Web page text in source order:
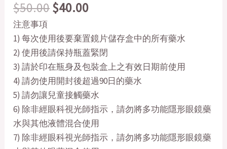
$50.00$40.00
注意事項
1) 每次使用後要棄置鏡片儲存盒中的所有藥水
2) 使用後請保持瓶蓋緊閉
3) 請於印在瓶身及包裝盒上之有效日期前使用
4) 請勿使用開封後超過90日的藥水
5) 請勿讓兒童接觸藥水
6) 除非經眼科視光師指示，請勿將多功能隱形眼鏡藥
水與其他液體混合使用
7) 除非經眼科視光師指示，請勿將多功能隱形眼鏡藥